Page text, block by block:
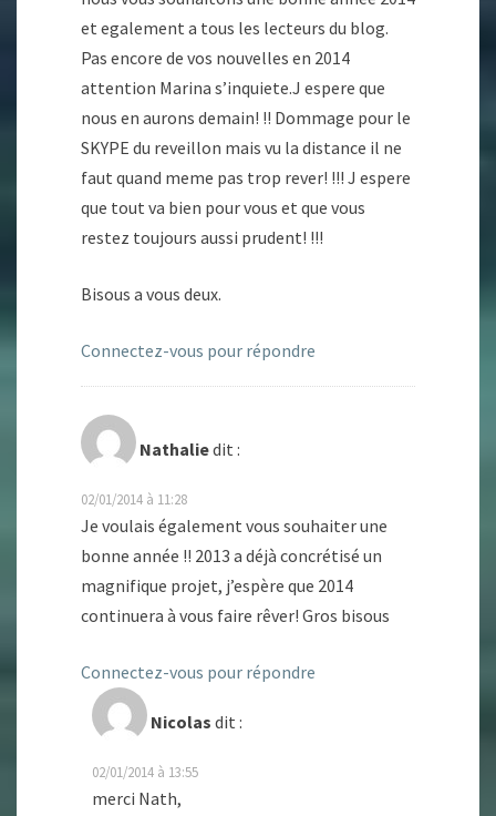
et egalement a tous les lecteurs du blog.
Pas encore de vos nouvelles en 2014
attention Marina s’inquiete.J espere que
nous en aurons demain! !! Dommage pour le
SKYPE du reveillon mais vu la distance il ne
faut quand meme pas trop rever! !!! J espere
que tout va bien pour vous et que vous
restez toujours aussi prudent! !!!
Bisous a vous deux.
Connectez-vous pour répondre
Nathaliedit :
02/01/2014 à 11:28
Je voulais également vous souhaiter une
bonne année !! 2013 a déjà concrétisé un
magnifique projet, j’espère que 2014
continuera à vous faire rêver! Gros bisous
Connectez-vous pour répondre
Nicolas dit :
02/01/2014 à 13:55
merci Nath,